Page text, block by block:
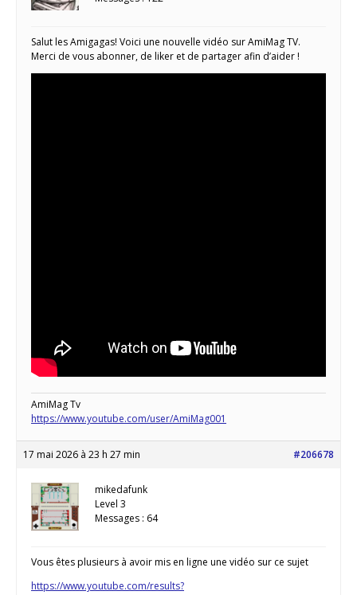
Salut les Amigagas! Voici une nouvelle vidéo sur AmiMag TV.
Merci de vous abonner, de liker et de partager afin d’aider !
AmiMag Tv
https://www.youtube.com/user/AmiMag001
17 mai 2026 à 23 h 27 min #206678
mikedafunk
Level 3
Messages : 64
Vous êtes plusieurs à avoir mis en ligne une vidéo sur ce sujet
https://www.youtube.com/results?